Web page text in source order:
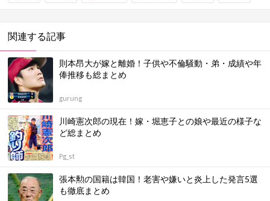
関連する記事
則本昂大が嫁と離婚！子供や不倫騒動・弟・成績や年
俸推移も総まとめ
gurung
川崎憲次郎の現在！嫁・堀恵子との娘や最近の様子な
ど総まとめ
Pg_st
張本勲の国籍は韓国！老害や嫌いと炎上した発言5選
も徹底まとめ